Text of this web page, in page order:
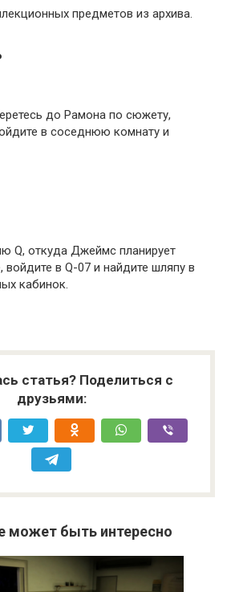
предметов из архива.
до Рамона по сюжету,
в соседнюю комнату и
Q, откуда Джеймс планирует
войдите в Q-07 и найдите шляпу в
кабинок.
статья? Поделиться с
друзьями:
может быть интересно